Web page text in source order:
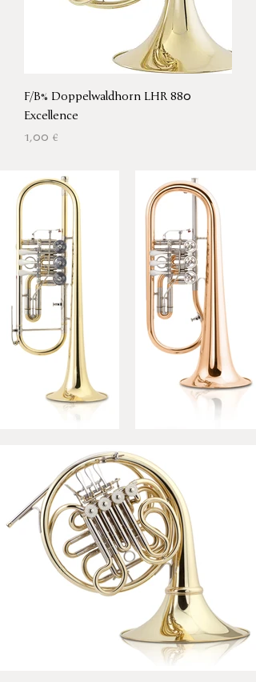
F/B% Doppelwaldhorn LHR 880
Excellence
Preis
1,00 €